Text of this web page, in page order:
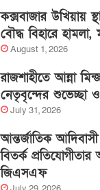
কক্সবাজার উখিয়ায়
বৌদ্ধ বিহারে
August 1, 2026
রাজশাহীতে আন্না
নেতৃবৃন্দের শুভেচ্ছা
July 31, 2026
আন্তর্জাতিক
বিতর্ক
জিএসএফ